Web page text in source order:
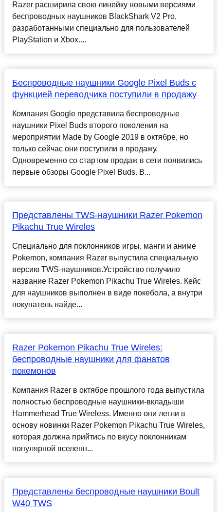
Razer расширила свою линейку новыми версиями
беспроводных наушников BlackShark V2 Pro,
разработанными специально для пользователей
PlayStation и Xbox....
Беспроводные наушники Google Pixel Buds c
функцией переводчика поступили в продажу
Компания Google представила беспроводные
наушники Pixel Buds второго поколения на
мероприятии Made by Google 2019 в октябре, но
только сейчас они поступили в продажу.
Одновременно со стартом продаж в сети появились
первые обзоры Google Pixel Buds. В...
Представлены TWS-наушники Razer Pokemon
Pikachu True Wireles
Специально для поклонников игры, манги и аниме
Pokemon, компания Razer выпустила специальную
версию TWS-наушников.Устройство получило
название Razer Pokemon Pikachu True Wireles. Кейс
для наушников выполнен в виде покебола, а внутри
покупатель найде...
Razer Pokemon Pikachu True Wireles:
беспроводные наушники для фанатов
покемонов
Компания Razer в октябре прошлого года выпустила
полностью беспроводные наушники-вкладыши
Hammerhead True Wireless. Именно они легли в
основу новинки Razer Pokemon Pikachu True Wireles,
которая должна прийтись по вкусу поклонникам
популярной вселенн...
Представлены беспроводные наушники Boult
W40 TWS